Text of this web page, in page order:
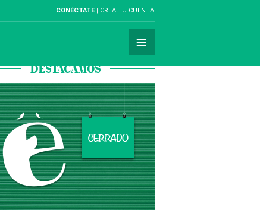
CONÉCTATE CREA TU CUENTA
DESTACAMOS